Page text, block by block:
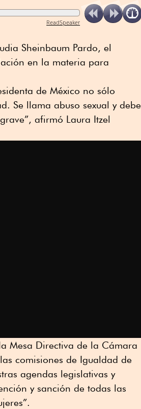
ReadSpeaker
Sheinbaum Pardo, el
en la materia para
de México no sólo
Se llama abuso sexual y debe
afirmó Laura Itzel
Mesa Directiva de la Cámara
comisiones de Igualdad de
agendas legislativas y
y sanción de todas las